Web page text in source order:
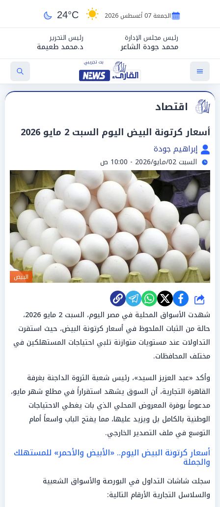
الجمعة 07 أغسطس 2026 24°C
رئيس مجلس الإدارة
محمد جودة الشاعر
رئيس التحرير
د.محمد طعيمة
اقتصاد
أسعار كرتونة البيض اليوم السبت 2 مايو 2026
إبراهيم جودة
السبت 02/مايو/2026 - 10:00 ص
البيض
شارك
شهدت الأسواق المحلية في مصر اليوم، السبت 2 مايو 2026،
حالة من الثبات الملحوظ في أسعار كرتونة البيض، حيث استقرت
التداولات عند مستويات متوازنة تلبي احتياجات المستهلكين في
مختلف المحافظات.
وأكد «عبد العزيز السيد»، رئيس شعبة الثروة الداجنة بغرفة
القاهرة التجارية، أن السوق يشهد استقراراً في مطلع شهر مايو،
مدعوماً بوفرة المعروض المحلي الذي بات يغطي الاحتياجات
الوطنية بالكامل بل ويزيد عليها، مما يفتح الباب واسعاً أمام
التوسع في ملف التصدير الخارجي.
أسعار كرتونة البيض اليوم.. «الأبيض والأحمر» للمستهلك
والجملة
سجلت شاشات التداول في البورصة والأسواق الشعبية
والسلاسل التجارية الأرقام التالية: